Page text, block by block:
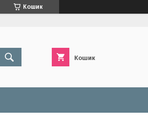
Кошик
Кошик